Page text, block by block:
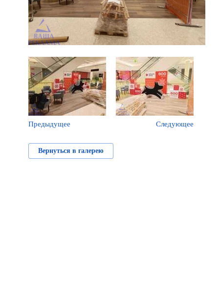
Предыдущее Следующее
Вернуться в галерею